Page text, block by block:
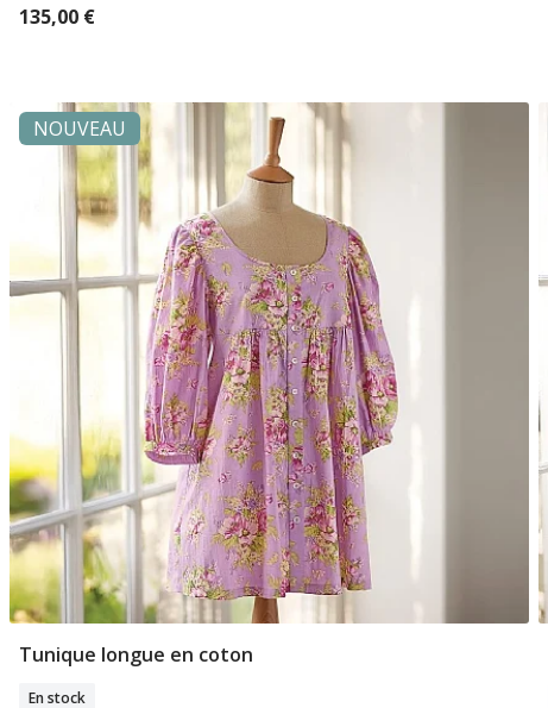
135,00 €
NOUVEAU
Sélectionner Tailles
Tunique longue en coton
En stock